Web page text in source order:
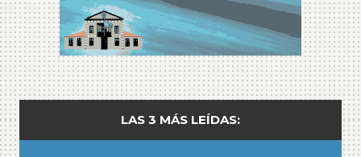
LAS 3 MÁS LEÍDAS: